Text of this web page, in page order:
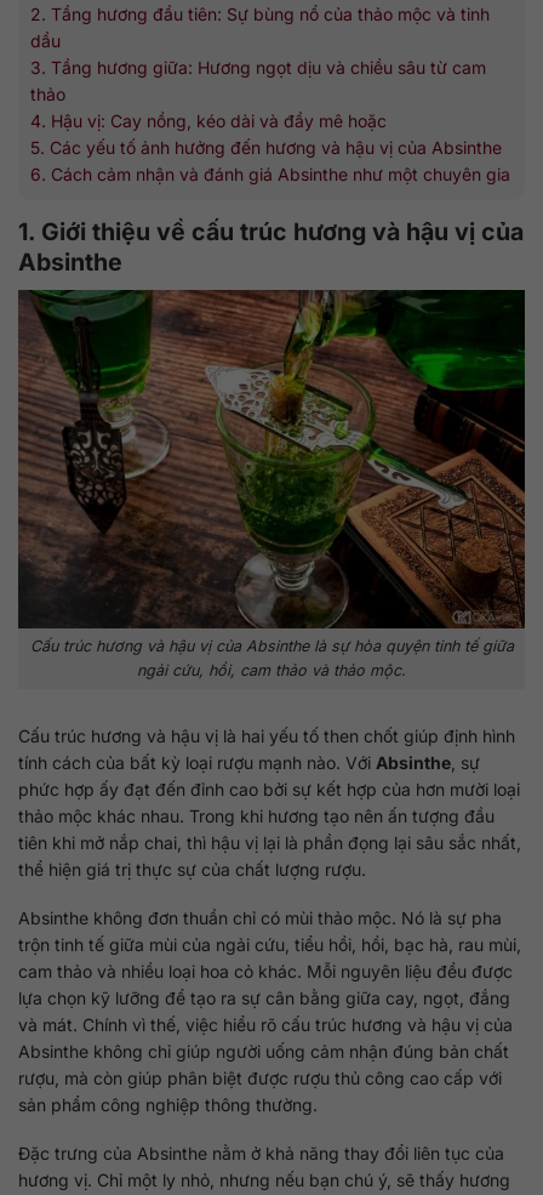
2. Tầng hương đầu tiên: Sự bùng nổ của thảo mộc và tinh
dầu
3. Tầng hương giữa: Hương ngọt dịu và chiều sâu từ cam
thảo
4. Hậu vị: Cay nồng, kéo dài và đầy mê hoặc
5. Các yếu tố ảnh hưởng đến hương và hậu vị của Absinthe
6. Cách cảm nhận và đánh giá Absinthe như một chuyên gia
1. Giới thiệu về cấu trúc hương và hậu vị của
Absinthe
Cấu trúc hương và hậu vị của Absinthe là sự hòa quyện tinh tế giữa
ngải cứu, hồi, cam thảo và thảo mộc.
Cấu trúc hương và hậu vị là hai yếu tố then chốt giúp định hình
tính cách của bất kỳ loại rượu mạnh nào. Với Absinthe , sự
phức hợp ấy đạt đến đỉnh cao bởi sự kết hợp của hơn mười loại
thảo mộc khác nhau. Trong khi hương tạo nên ấn tượng đầu
tiên khi mở nắp chai, thì hậu vị lại là phần đọng lại sâu sắc nhất,
thể hiện giá trị thực sự của chất lượng rượu.
Absinthe không đơn thuần chỉ có mùi thảo mộc. Nó là sự pha
trộn tinh tế giữa mùi của ngải cứu, tiểu hồi, hồi, bạc hà, rau mùi,
cam thảo và nhiều loại hoa cỏ khác. Mỗi nguyên liệu đều được
lựa chọn kỹ lưỡng để tạo ra sự cân bằng giữa cay, ngọt, đắng
và mát. Chính vì thế, việc hiểu rõ cấu trúc hương và hậu vị của
Absinthe không chỉ giúp người uống cảm nhận đúng bản chất
rượu, mà còn giúp phân biệt được rượu thủ công cao cấp với
sản phẩm công nghiệp thông thường.
Đặc trưng của Absinthe nằm ở khả năng thay đổi liên tục của
hương vị. Chỉ một ly nhỏ, nhưng nếu bạn chú ý, sẽ thấy hương